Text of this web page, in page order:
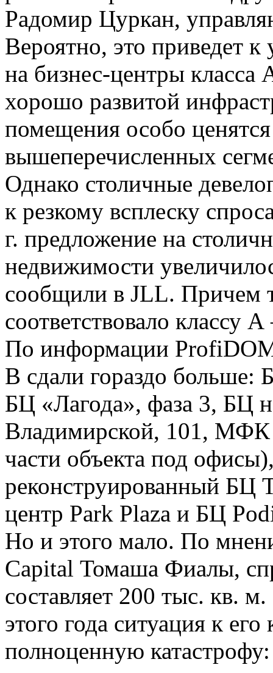
Радомир Цуркан,
Вероятно, это приведет
на бизнес-центры
хорошо развитой
помещения особо
вышеперечисленных
Однако столичные
к резкому всплеску
г. предложение на
недвижимости
сообщили в JLL. Причем
соответствовало классу
По информации
В сдали гораздо
БЦ «Лагода», фаза 3, БЦ
Владимирской, 101, МФК
части объекта под
реконструированный БЦ
центр Park Plaza и БЦ
Но и этого мало. По
Capital Томаша Фиалы,
составляет 200 тыс. кв.
этого года ситуация к
полноценную